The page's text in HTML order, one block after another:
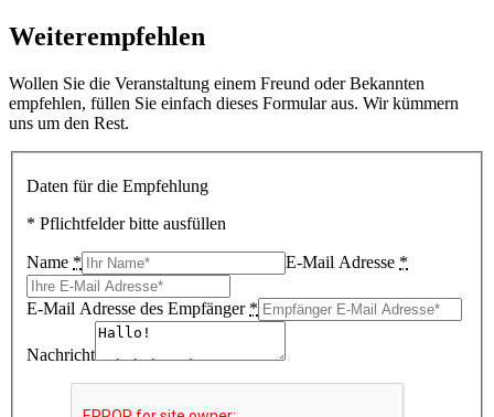
Weiterempfehlen
Wollen Sie die Veranstaltung einem Freund oder Bekannten
empfehlen, füllen Sie einfach dieses Formular aus. Wir kümmern
uns um den Rest.
Daten für die Empfehlung
* Pflichtfelder bitte ausfüllen
Name * E-Mail Adresse *
E-Mail Adresse des Empfänger *
Nachricht